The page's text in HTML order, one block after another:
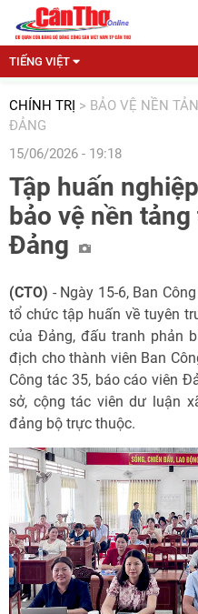
TIẾNG VIỆT
CHÍNH TRỊ > BẢO VỆ NỀN
ĐẢNG
15/06/2026 - 19:18
Tập huấn
bảo vệ nền
Đảng
(CTO) - Ngày 15-6, Ban
tổ chức tập huấn về tuyên
của Đảng, đấu tranh phản
địch cho thành viên Ban
Công tác 35, báo cáo viên
sở, cộng tác viên dư luận
đảng bộ trực thuộc.